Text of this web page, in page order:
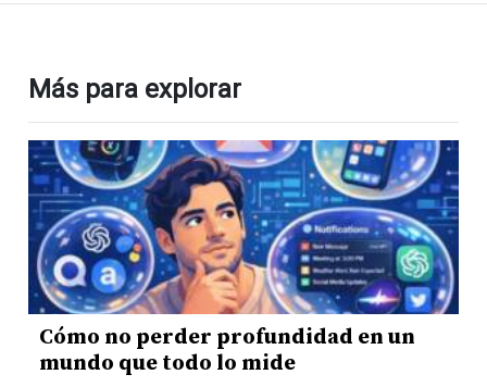
Más para explorar
Cómo no perder profundidad en un
mundo que todo lo mide